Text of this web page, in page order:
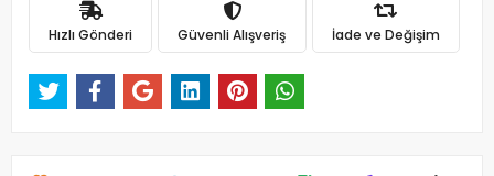
Hızlı Gönderi Güvenli Alışveriş İade ve Değişim